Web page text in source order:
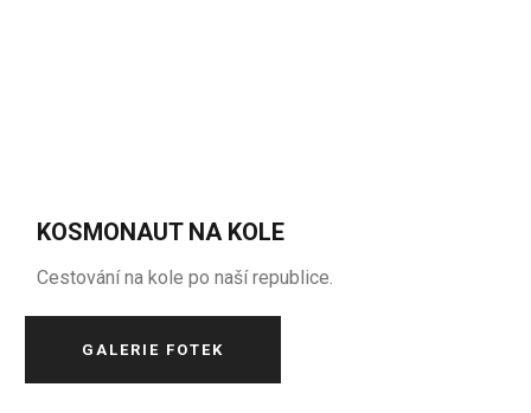
KOSMONAUT NA KOLE
Cestování na kole po naší republice.
GALERIE FOTEK